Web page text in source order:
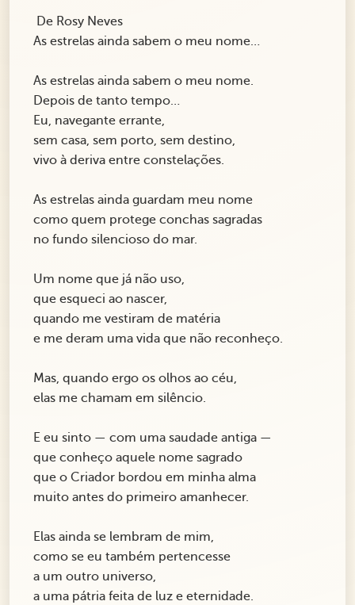
De Rosy Neves
As estrelas ainda sabem o meu nome…
As estrelas ainda sabem o meu nome.
Depois de tanto tempo…
Eu, navegante errante,
sem casa, sem porto, sem destino,
vivo à deriva entre constelações.
As estrelas ainda guardam meu nome
como quem protege conchas sagradas
no fundo silencioso do mar.
Um nome que já não uso,
que esqueci ao nascer,
quando me vestiram de matéria
e me deram uma vida que não reconheço.
Mas, quando ergo os olhos ao céu,
elas me chamam em silêncio.
E eu sinto — com uma saudade antiga —
que conheço aquele nome sagrado
que o Criador bordou em minha alma
muito antes do primeiro amanhecer.
Elas ainda se lembram de mim,
como se eu também pertencesse
a um outro universo,
a uma pátria feita de luz e eternidade.